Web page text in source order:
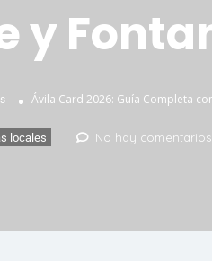
y
Ávila Card 2026: Guía Completa
locales No hay comentarios